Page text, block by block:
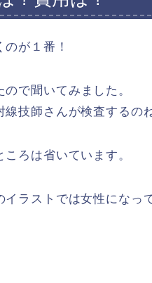
が１番！
ので聞いてみました。
技師さんが検査するのね
ろは省いています。
ラストでは女性になっ